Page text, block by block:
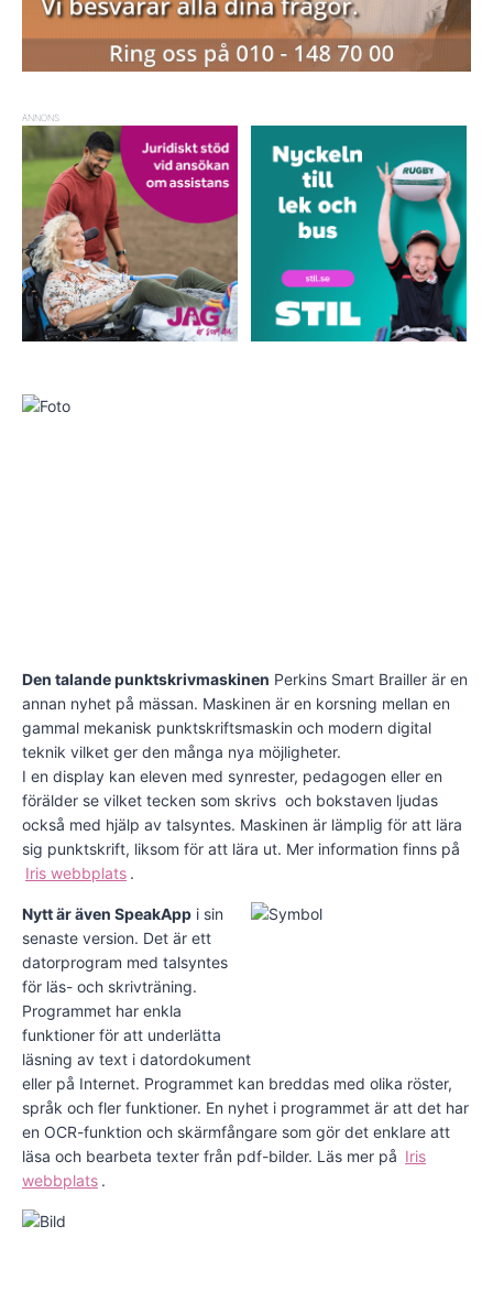
ANNONS
Den talande punktskrivmaskinen Perkins Smart Brailler är en
annan nyhet på mässan. Maskinen är en korsning mellan en
gammal mekanisk punktskriftsmaskin och modern digital
teknik vilket ger den många nya möjligheter.
I en display kan eleven med synrester, pedagogen eller en
förälder se vilket tecken som skrivs och bokstaven ljudas
också med hjälp av talsyntes. Maskinen är lämplig för att lära
sig punktskrift, liksom för att lära ut. Mer information finns på
Iris webbplats .
Nytt är även SpeakApp i sin
senaste version. Det är ett
datorprogram med talsyntes
för läs- och skrivträning.
Programmet har enkla
funktioner för att underlätta
läsning av text i datordokument
eller på Internet. Programmet kan breddas med olika röster,
språk och fler funktioner. En nyhet i programmet är att det har
en OCR-funktion och skärmfångare som gör det enklare att
läsa och bearbeta texter från pdf-bilder. Läs mer på Iris
webbplats .